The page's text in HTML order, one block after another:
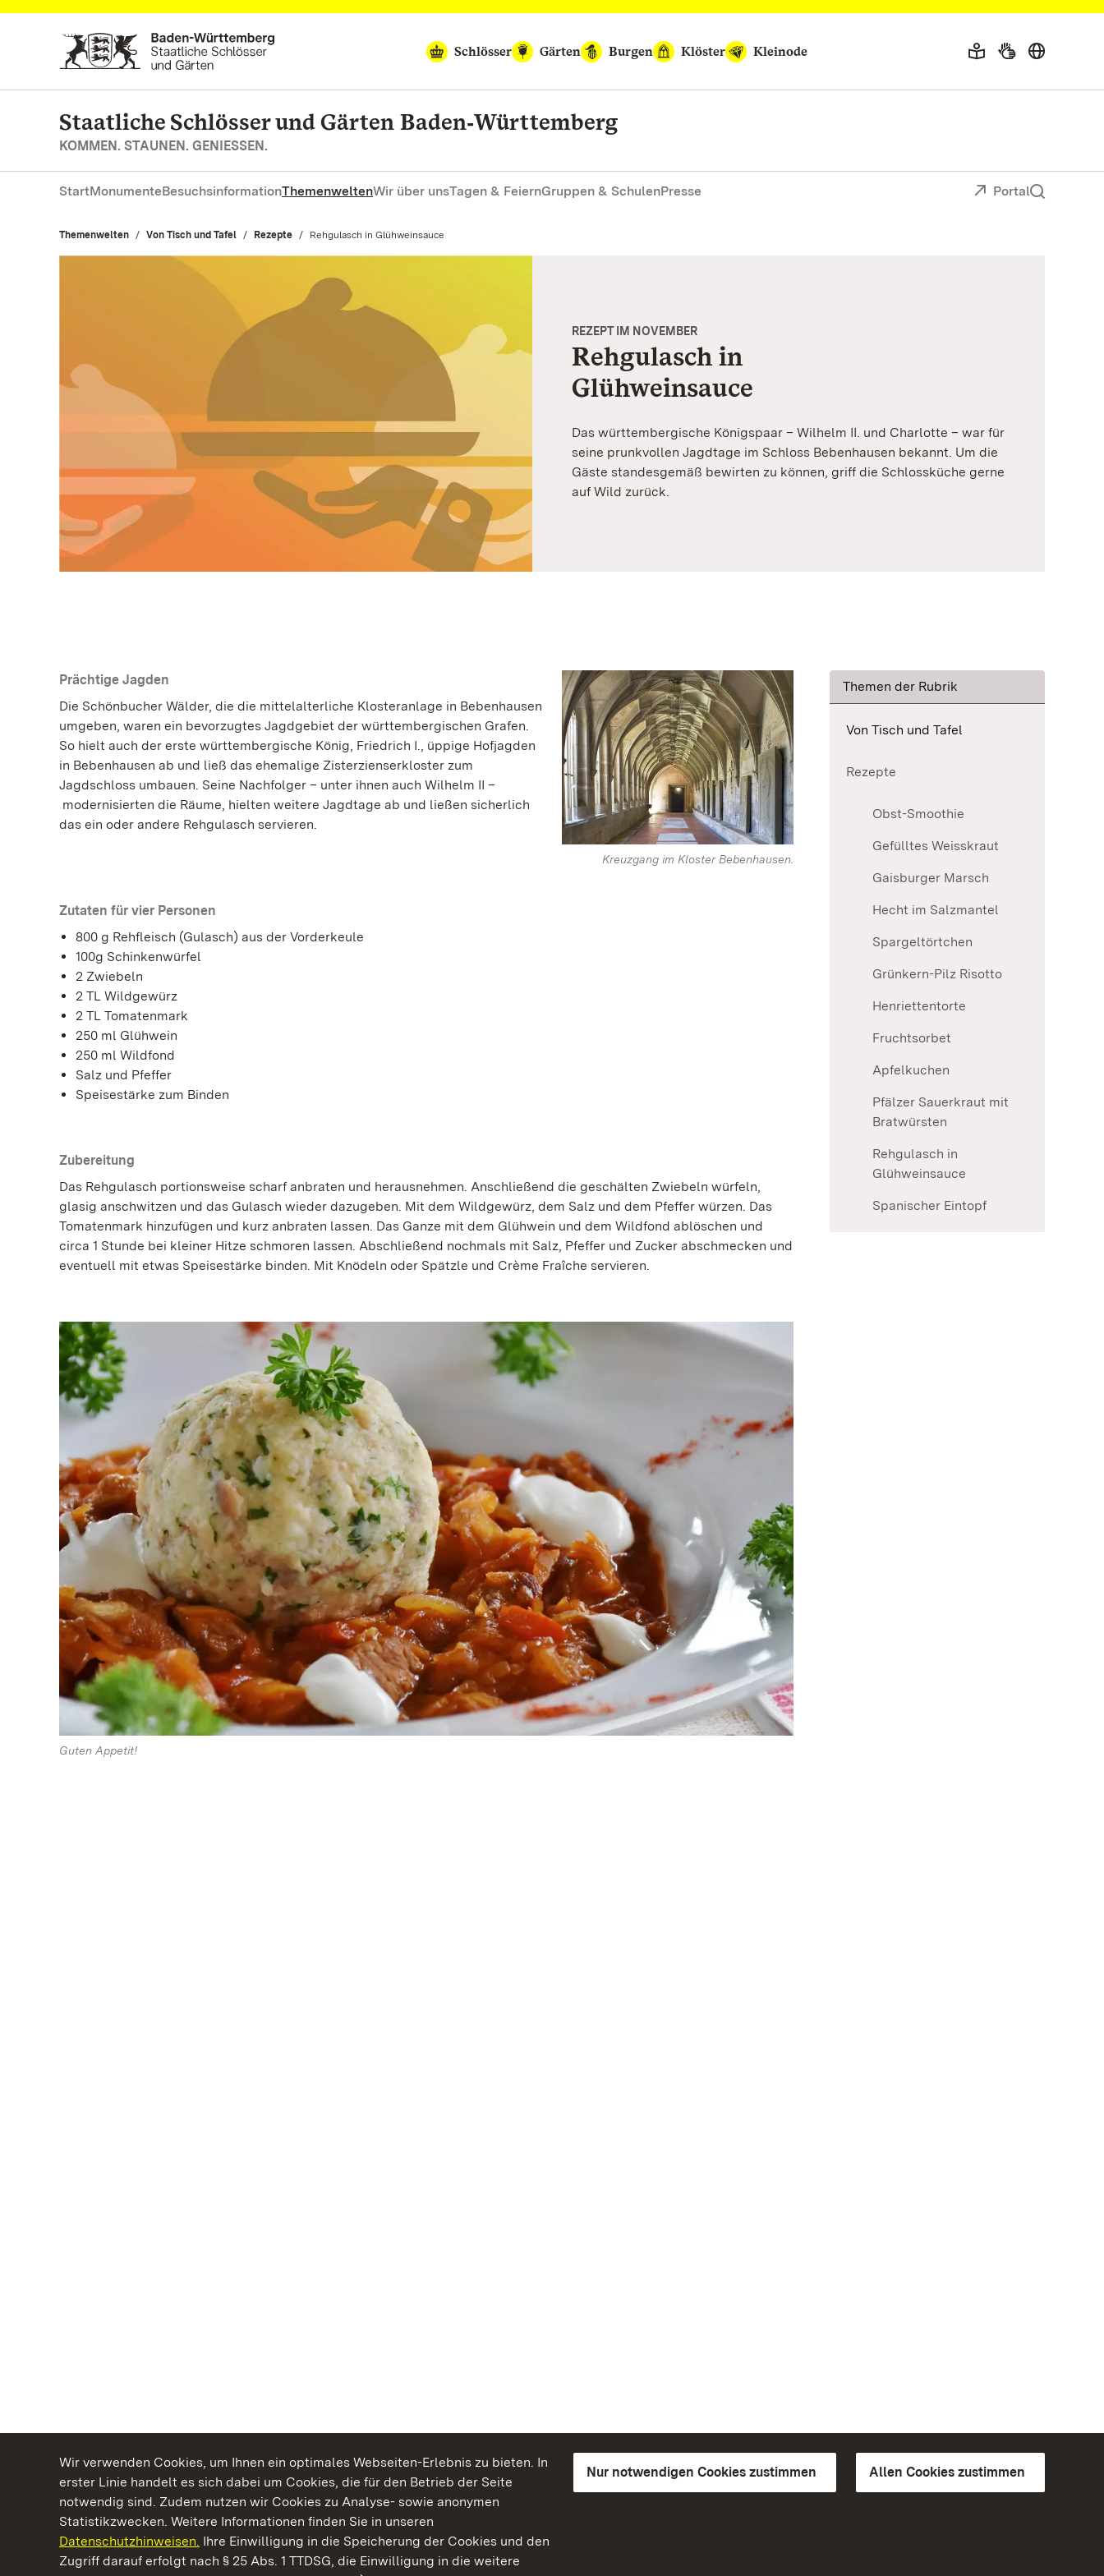
Wir verwenden Cookies, um Ihnen ein optimales Webseiten-Erlebnis zu bieten. In
erster Linie handelt es sich dabei um Cookies, die für den Betrieb der Seite
notwendig sind. Zudem nutzen wir Cookies zu Analyse- sowie anonymen
Statistikzwecken. Weitere Informationen finden Sie in unseren
Datenschutzhinweisen. Ihre Einwilligung in die Speicherung der Cookies und den
Zugriff darauf erfolgt nach § 25 Abs. 1 TTDSG, die Einwilligung in die weitere
Nur notwendigen Cookies zustimmen Allen Cookies zustimmen
Zum Hauptinhalt springen
Schlösser
Gärten Burgen Klöster Kleinode
Staatliche Schlösser und Gärten Baden‑Württemberg
KOMMEN. STAUNEN. GENIESSEN.
StartMonumenteBesuchsinformationThemenweltenWir über unsTagen & FeiernGruppen & SchulenPresse Portal
Themenwelten Von Tisch und Tafel Rezepte Aktuell:
Rehgulasch in Glühweinsauce
REZEPT IM NOVEMBER
Rehgulasch in
Glühweinsauce
Das württembergische Königspaar – Wilhelm II. und Charlotte – war für
seine prunkvollen Jagdtage im Schloss Bebenhausen bekannt. Um die
Gäste standesgemäß bewirten zu können, griff die Schlossküche gerne
auf Wild zurück.
Kreuzgang im Kloster Bebenhausen.
Prächtige Jagden
Die Schönbucher Wälder, die die mittelalterliche Klosteranlage in Bebenhausen
umgeben, waren ein bevorzugtes Jagdgebiet der württembergischen Grafen.
So hielt auch der erste württembergische König, Friedrich I., üppige Hofjagden
in Bebenhausen ab und ließ das ehemalige Zisterzienserkloster zum
Jagdschloss umbauen. Seine Nachfolger – unter ihnen auch Wilhelm II –
modernisierten die Räume, hielten weitere Jagdtage ab und ließen sicherlich
das ein oder andere Rehgulasch servieren.
Zutaten für vier Personen
800 g Rehfleisch (Gulasch) aus der Vorderkeule
100g Schinkenwürfel
2 Zwiebeln
2 TL Wildgewürz
2 TL Tomatenmark
250 ml Glühwein
250 ml Wildfond
Salz und Pfeffer
Speisestärke zum Binden
Zubereitung
Das Rehgulasch portionsweise scharf anbraten und herausnehmen. Anschließend die geschälten Zwiebeln würfeln,
glasig anschwitzen und das Gulasch wieder dazugeben. Mit dem Wildgewürz, dem Salz und dem Pfeffer würzen. Das
Tomatenmark hinzufügen und kurz anbraten lassen. Das Ganze mit dem Glühwein und dem Wildfond ablöschen und
circa 1 Stunde bei kleiner Hitze schmoren lassen. Abschließend nochmals mit Salz, Pfeffer und Zucker abschmecken und
eventuell mit etwas Speisestärke binden. Mit Knödeln oder Spätzle und Crème Fraîche servieren.
Guten Appetit!
Themen der Rubrik
Von Tisch und Tafel
Rezepte
Obst-Smoothie
Gefülltes Weisskraut
Gaisburger Marsch
Hecht im Salzmantel
Spargeltörtchen
Grünkern-Pilz Risotto
Henriettentorte
Fruchtsorbet
Apfelkuchen
Pfälzer Sauerkraut mit
Bratwürsten
Rehgulasch in
Glühweinsauce
Spanischer Eintopf
Kommen. Staunen. Genießen.